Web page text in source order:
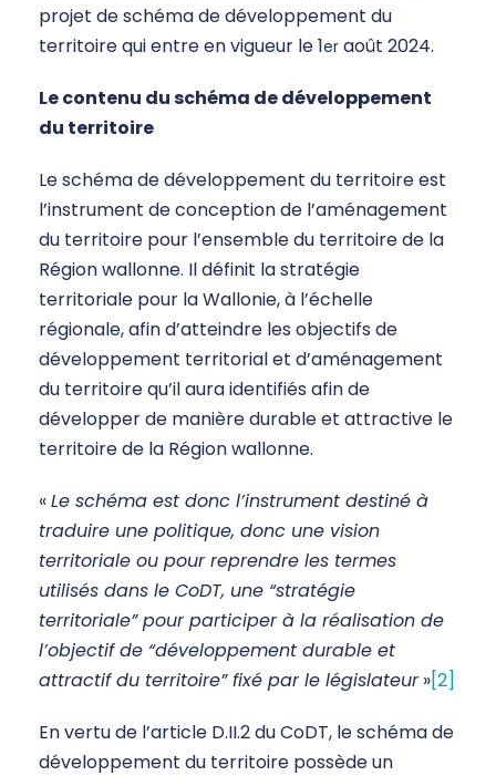
projet de schéma de développement du
territoire qui entre en vigueur le 1er août 2024.
Le contenu du schéma de développement
du territoire
Le schéma de développement du territoire est
l’instrument de conception de l’aménagement
du territoire pour l’ensemble du territoire de la
Région wallonne. Il définit la stratégie
territoriale pour la Wallonie, à l’échelle
régionale, afin d’atteindre les objectifs de
développement territorial et d’aménagement
du territoire qu’il aura identifiés afin de
développer de manière durable et attractive le
territoire de la Région wallonne.
«Le schéma est donc l’instrument destiné à
traduire une politique, donc une vision
territoriale ou pour reprendre les termes
utilisés dans le CoDT, une “stratégie
territoriale” pour participer à la réalisation de
l’objectif de “développement durable et
attractif du territoire” fixé par le législateur»[2]
En vertu de l’article D.II.2 du CoDT, le schéma de
développement du territoire possède un